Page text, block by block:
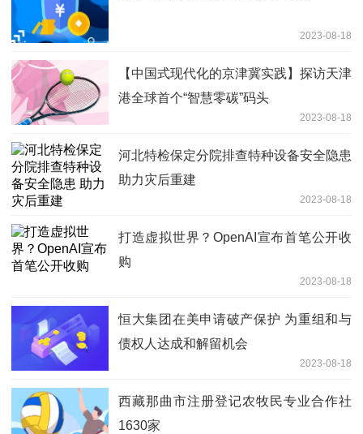
2023-08-18
【中国式现代化的京津冀实践】探访天津
港全球首个“智慧零碳”码头
2023-08-18
河北特检保定分院排查特种设备安全隐患
助力灾后重建
2023-08-18
打造虚拟世界？OpenAI宣布首笔公开收
购
2023-08-18
恒大集团在美申请破产保护 为重组和与
债权人达成和解留机会
2023-08-18
西藏那曲市注册登记农牧民专业合作社
1630家